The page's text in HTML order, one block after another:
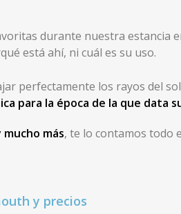
durante nuestra estancia
está ahí, ni cuál es su uso.
perfectamente los rayos del
para la época de la que data
más, te lo contamos todo
y precios